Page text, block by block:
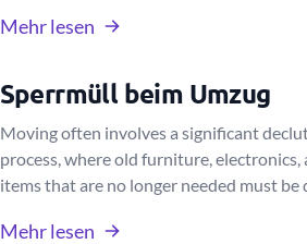
Mehr lesen
Sperrmüll beim Umzug
Moving often involves a significant
process, where old furniture, electronics,
items that are no longer needed must be
Mehr lesen